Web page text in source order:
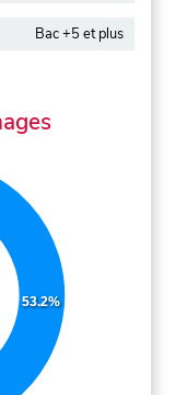
Bac +5 et plus
53.2%